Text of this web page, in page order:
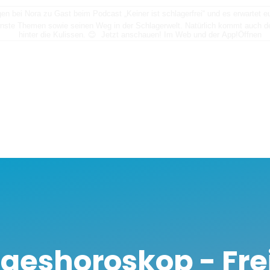
bei Nora zu Gast beim Podcast „Keiner ist schlagerfrei“ und es erwartet
Themen sowie seinen Weg in der Schlagerwelt. Natürlich kommt auch
-